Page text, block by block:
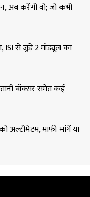
अब करेंगी वो; जो कभी
ISI से जुड़े 2 मॉड्यूल का
बॉक्सर समेत कई
अल्टीमेटम, माफी मांगें या